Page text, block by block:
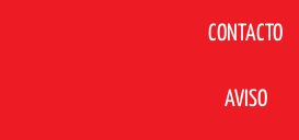
CONTACTO
AVISO